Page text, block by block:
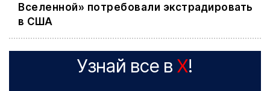
Вселенной» потребовали экстрадировать
в США
Узнай все в X!